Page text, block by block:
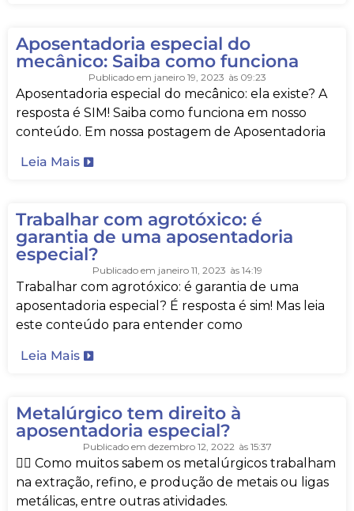
Aposentadoria especial do
mecânico: Saiba como funciona
Publicado em janeiro 19, 2023 às 09:23
Aposentadoria especial do mecânico: ela existe? A
resposta é SIM! Saiba como funciona em nosso
conteúdo. Em nossa postagem de Aposentadoria
Leia Mais
Trabalhar com agrotóxico: é
garantia de uma aposentadoria
especial?
Publicado em janeiro 11, 2023 às 14:19
Trabalhar com agrotóxico: é garantia de uma
aposentadoria especial? É resposta é sim! Mas leia
este conteúdo para entender como
Leia Mais
Metalúrgico tem direito à
aposentadoria especial?
Publicado em dezembro 12, 2022 às 15:37
👷‍♂️ Como muitos sabem os metalúrgicos trabalham
na extração, refino, e produção de metais ou ligas
metálicas, entre outras atividades.